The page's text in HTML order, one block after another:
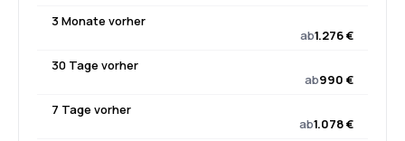
3 Monate vorher
ab1.276 €
30 Tage vorher
ab990 €
7 Tage vorher
ab1.078 €